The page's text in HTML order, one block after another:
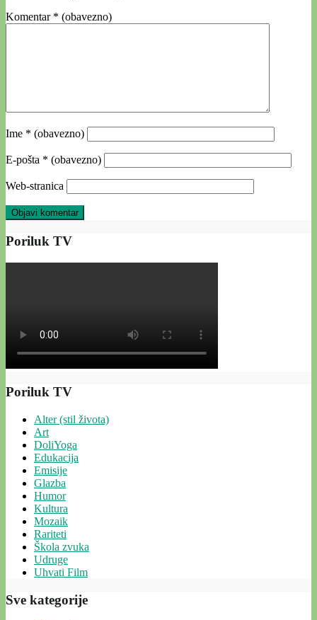
Komentar * (obavezno)
Ime * (obavezno)
E-pošta * (obavezno)
Web-stranica
Poriluk TV
Poriluk TV
Alter (stil života)
Art
DoliYoga
Edukacija
Emisije
Glazba
Humor
Kultura
Mozaik
Rariteti
Škola zvuka
Udruge
Uhvati Film
Sve kategorije